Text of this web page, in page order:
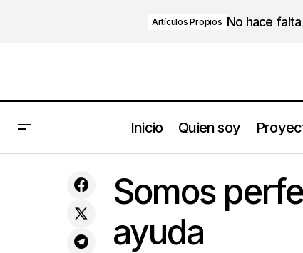
Artículos Propios No hace
Inicio Quien soy
familiares
Somos
ayuda